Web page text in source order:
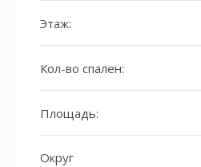
Этаж:
Кол-во спален:
Площадь:
Округ